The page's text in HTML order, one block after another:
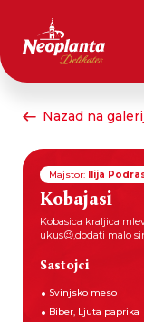
Nazad na
Majstor: Ilija
Kobajasi
Kobasica kraljica
ukus😉,dodati malo
Sastojci
Svinjsko meso
Biber, Ljuta paprika